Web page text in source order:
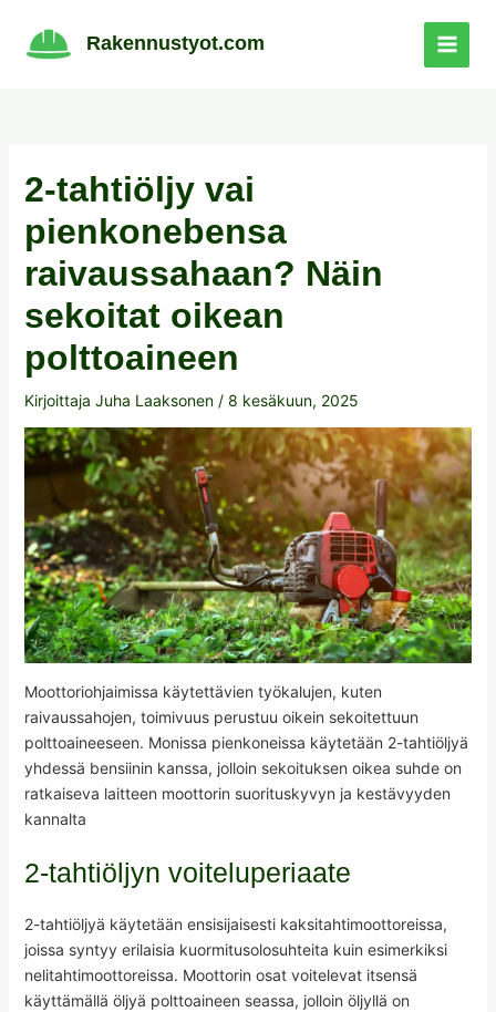
sisältöön
Rakennustyot.com
2-tahtiöljy vai
pienkonebensa
raivaussahaan? Näin
sekoitat oikean
polttoaineen
Kirjoittaja Juha Laaksonen / 8 kesäkuun, 2025
Moottoriohjaimissa käytettävien työkalujen, kuten
raivaussahojen, toimivuus perustuu oikein sekoitettuun
polttoaineeseen. Monissa pienkoneissa käytetään 2-tahtiöljyä
yhdessä bensiinin kanssa, jolloin sekoituksen oikea suhde on
ratkaiseva laitteen moottorin suorituskyvyn ja kestävyyden
kannalta
2-tahtiöljyn voiteluperiaate
2-tahtiöljyä käytetään ensisijaisesti kaksitahtimoottoreissa,
joissa syntyy erilaisia kuormitusolosuhteita kuin esimerkiksi
nelitahtimoottoreissa. Moottorin osat voitelevat itsensä
käyttämällä öljyä polttoaineen seassa, jolloin öljyllä on